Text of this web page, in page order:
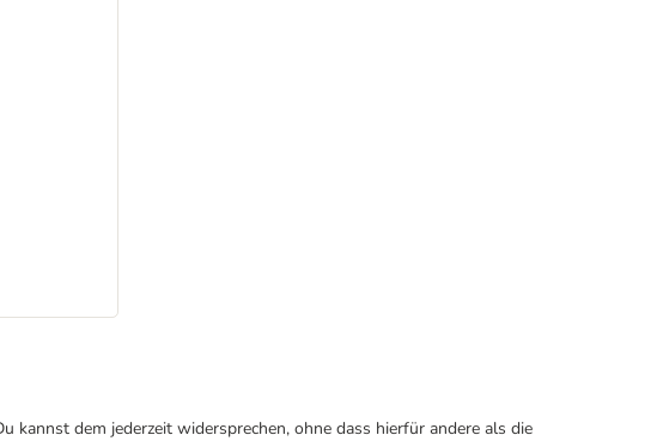
dem jederzeit widersprechen, ohne dass hierfür andere als die